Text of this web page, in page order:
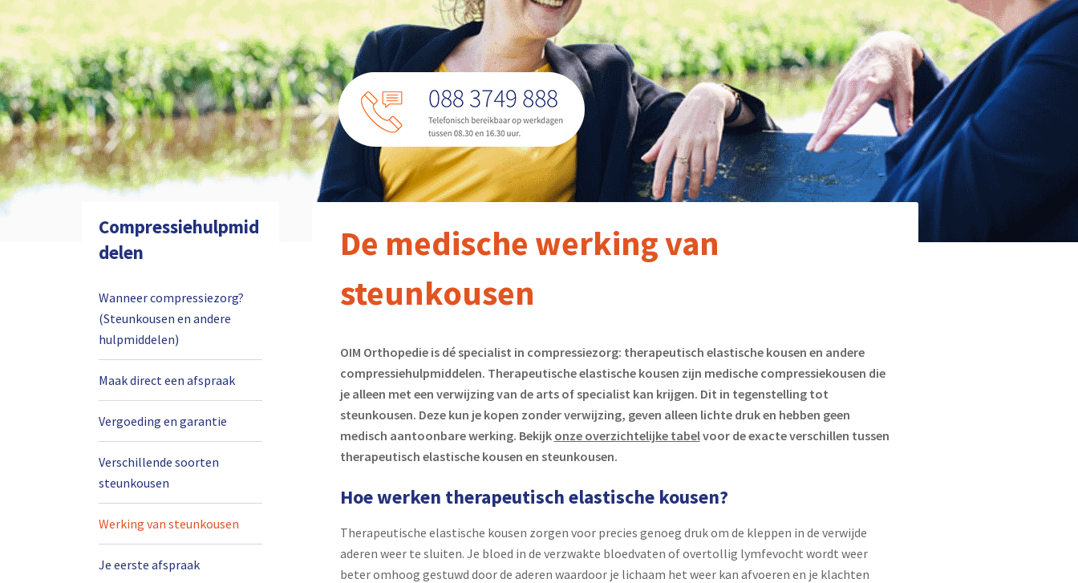
Compressiehulpmid
delen
Wanneer compressiezorg?
(Steunkousen en andere
hulpmiddelen)
Maak direct een afspraak
Vergoeding en garantie
Verschillende soorten
steunkousen
Werking van steunkousen
Je eerste afspraak
De medische werking van
steunkousen
OIM Orthopedie is dé specialist in compressiezorg: therapeutisch elastische kousen en andere
compressiehulpmiddelen. Therapeutische elastische kousen zijn medische compressiekousen die
je alleen met een verwijzing van de arts of specialist kan krijgen. Dit in tegenstelling tot
steunkousen. Deze kun je kopen zonder verwijzing, geven alleen lichte druk en hebben geen
medisch aantoonbare werking. Bekijk onze overzichtelijke tabelvoor de exacte verschillen tussen
therapeutisch elastische kousen en steunkousen.
Hoe werken therapeutisch elastische kousen?
Therapeutische elastische kousen zorgen voor precies genoeg druk om de kleppen in de verwijde
aderen weer te sluiten. Je bloed in de verzwakte bloedvaten of overtollig lymfevocht wordt weer
beter omhoog gestuwd door de aderen waardoor je lichaam het weer kan afvoeren en je klachten